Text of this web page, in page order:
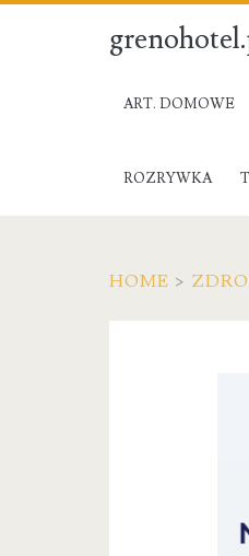
ART. DOMOWE
ROZRYWKA
HOME >